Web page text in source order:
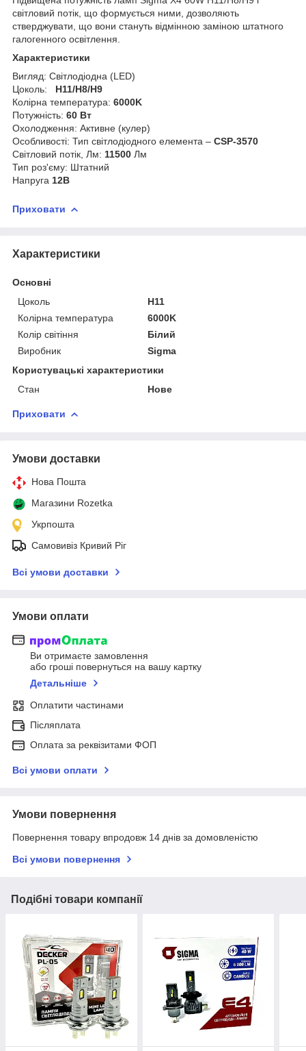
світловий потік, що формується ними, дозволяють
стверджувати, що вони стануть відмінною заміною штатного
галогенного освітлення.
Характеристики
Вигляд: Світлодіодна (LED)
Цоколь:
H11/H8/H9
Колірна температура: 6000K
Потужність: 60 Вт
Охолодження: Активне (кулер)
Особливості: Тип світлодіодного елемента – CSP-3570
Світловий потік, Лм: 11500 Лм
Тип роз'єму: Штатний
Напруга 12B
Приховати
Характеристики
Основні
Цоколь
H11
Колірна температура
6000K
Колір світіння
Білий
Виробник
Sigma
Користувацькі характеристики
Стан
Нове
Приховати
Умови доставки
Нова Пошта
Магазини Rozetka
Укрпошта
Самовивіз Кривий Ріг
Всі умови доставки
Умови оплати
Ви отримаєте замовлення
або гроші повернуться на вашу картку
Детальніше
Оплатити частинами
Післяплата
Оплата за реквізитами ФОП
Всі умови оплати
Умови повернення
Повернення товару впродовж 14 днів за домовленістю
Всі умови повернення
Подібні товари компанії